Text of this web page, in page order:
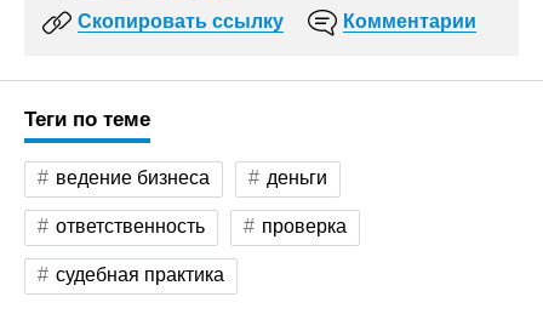
Скопировать ссылку Комментарии
Теги по теме
ведение бизнеса деньги
ответственность проверка
судебная практика